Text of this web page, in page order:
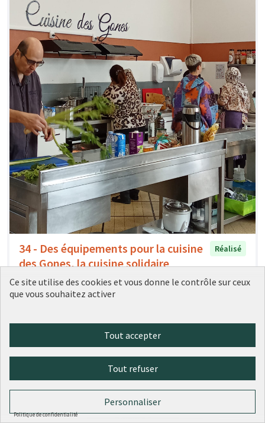
34 - Des équipements pour la cuisine
des Gones, la cuisine solidaire
partagée
Réalisé
Ville de Lyon 0 0
Ce site utilise des cookies et vous donne le contrôle sur ceux
que vous souhaitez activer
Tout accepter
Tout refuser
Personnaliser
Politique de confidentialité